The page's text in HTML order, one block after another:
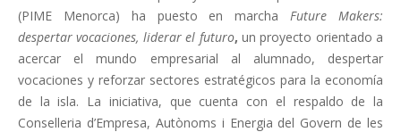
(PIME Menorca) ha puesto en marchaFuture Makers:
despertar vocaciones, liderar el futuro, un proyecto orientado a
acercar el mundo empresarial al alumnado, despertar
vocaciones y reforzar sectores estratégicos para la economía
de la isla. La iniciativa, que cuenta con el respaldo de la
Conselleria d’Empresa, Autònoms i Energia del Govern de les